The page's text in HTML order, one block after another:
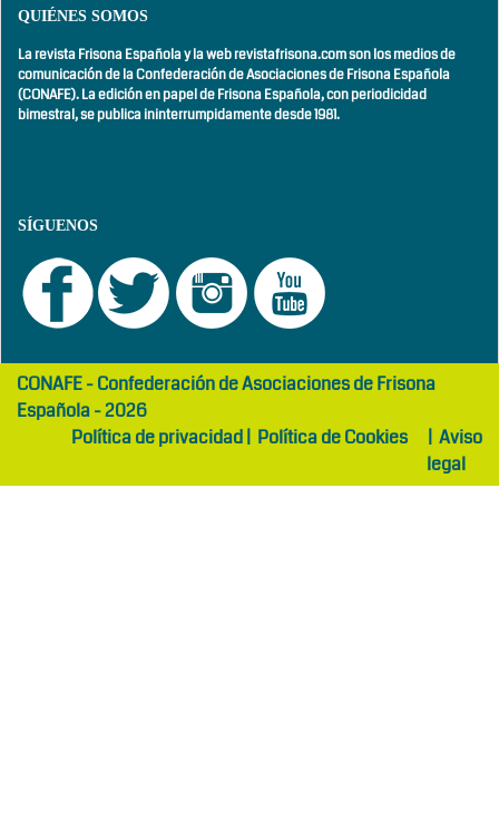
QUIÉNES SOMOS
La revista Frisona Española y la web revistafrisona.com son los medios de
comunicación de la Confederación de Asociaciones de Frisona Española
(CONAFE). La edición en papel de Frisona Española, conperiodicidad
bimestral,se publica ininterrumpidamente desde 1981.
SÍGUENOS
girls
abaya
maltepe
otelCONAFE - Confederación de Asociaciones de Frisona
Española - 2026
Política de privacidad| Política de Cookies | Aviso
legal